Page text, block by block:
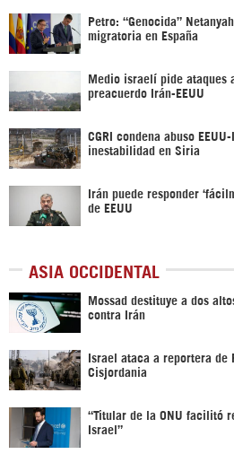
Petro: “Genocida”
migratoria en España
Medio israelí pide ataques
preacuerdo Irán-EEUU
CGRI condena abuso
inestabilidad en Siria
Irán puede responder
de EEUU
ASIA OCCIDENTAL
Mossad destituye a dos
contra Irán
Israel ataca a reportera de
Cisjordania
“Titular de la ONU facilitó
Israel”